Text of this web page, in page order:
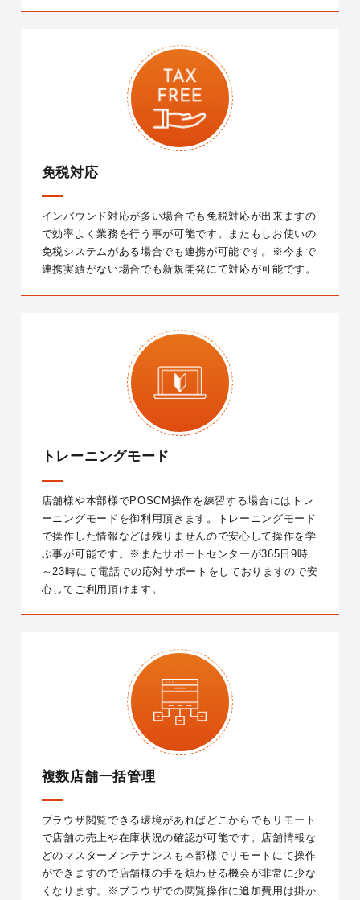
免税対応
インバウンド対応が多い場合でも免税対応が出来ますの
で効率よく業務を行う事が可能です。
またもしお使いの
免税システムがある場合でも連携が可能です。
※今まで
連携実績がない場合でも新規開発にて対応が可能です。
トレーニングモード
店舗様や本部様でPOSCM操作を練習する場合にはトレ
ーニングモードを御利用頂きます。トレーニングモード
で操作した情報などは残りませんので安心して操作を学
ぶ事が可能です。
※またサポートセンターが365日9時
～23時にて電話での応対サポートをしておりますので安
心してご利用頂けます。
複数店舗一括管理
ブラウザ閲覧できる環境があればどこからでもリモート
で店舗の売上や在庫状況の確認が可能です。店舗情報な
どのマスターメンテナンスも本部様でリモートにて操作
ができますので店舗様の手を煩わせる機会が非常に少な
くなります。
※ブラウザでの閲覧操作に追加費用は掛か